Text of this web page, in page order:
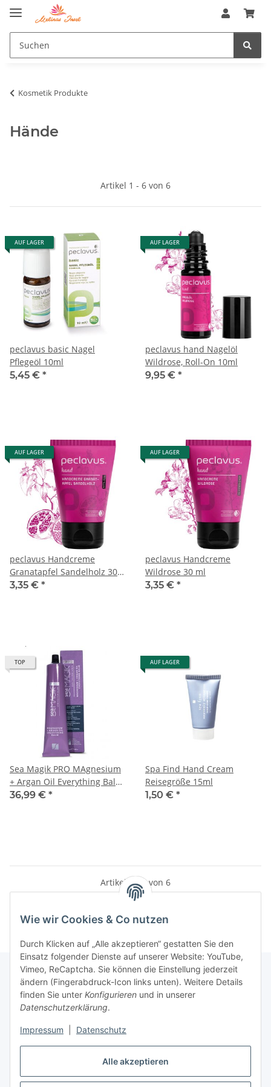
Alle akzeptieren
Wie wir Cookies & Co nutzen
Durch Klicken auf „Alle akzeptieren“ gestatten Sie den
Einsatz folgender Dienste auf unserer Website: YouTube,
Vimeo, ReCaptcha. Sie können die Einstellung jederzeit
ändern (Fingerabdruck-Icon links unten). Weitere Details
finden Sie unter Konfigurieren und in unserer
Datenschutzerklärung.
Impressum Datenschutz
Kosmetik Produkte
Hände
Artikel 1 - 6 von 6
AUF LAGER
peclavus basic Nagel
Pflegeöl 10ml
5,45 € *
AUF LAGER
peclavus hand Nagelöl
Wildrose, Roll-On 10ml
9,95 € *
AUF LAGER
peclavus Handcreme
Granatapfel Sandelholz 30
ml
3,35 € *
AUF LAGER
peclavus Handcreme
Wildrose 30 ml
3,35 € *
TOP
Sea Magik PRO MAgnesium
+ Argan Oil Everything Balm
100ml
36,99 € *
AUF LAGER
Spa Find Hand Cream
Reisegröße 15ml
1,50 € *
Artikel 1 - 6 von 6
Informationen